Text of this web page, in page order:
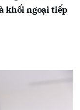
khối ngoại tiếp